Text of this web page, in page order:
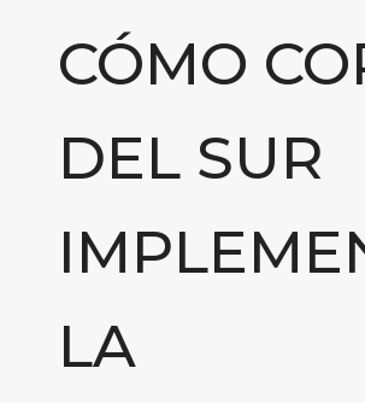
CÓMO
DEL SUR
LA